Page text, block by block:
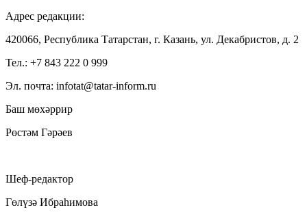
Адрес редакции:
420066, Республика Татарстан, г. Казань, ул. Декабристов, д. 2
Тел.: +7 843 222 0 999
Эл. почта: infotat@tatar-inform.ru
Баш мөхәррир
Рөстәм Гәрәев
Шеф-редактор
Гөлүзә Ибраһимова